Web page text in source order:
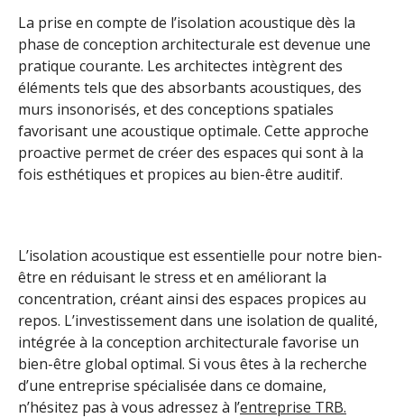
La prise en compte de l’isolation acoustique dès la
phase de conception architecturale est devenue une
pratique courante. Les architectes intègrent des
éléments tels que des absorbants acoustiques, des
murs insonorisés, et des conceptions spatiales
favorisant une acoustique optimale. Cette approche
proactive permet de créer des espaces qui sont à la
fois esthétiques et propices au bien-être auditif.
L’isolation acoustique est essentielle pour notre bien-
être en réduisant le stress et en améliorant la
concentration, créant ainsi des espaces propices au
repos. L’investissement dans une isolation de qualité,
intégrée à la conception architecturale favorise un
bien-être global optimal. Si vous êtes à la recherche
d’une entreprise spécialisée dans ce domaine,
n’hésitez pas à vous adressez à l’entreprise TRB.